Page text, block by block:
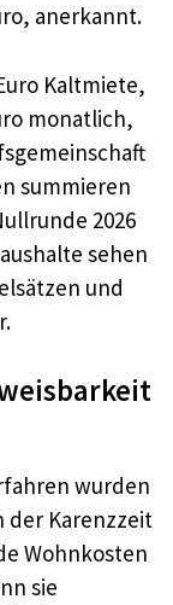
anerkannt.
Kaltmiete,
monatlich,
summieren
2026
sehen
und
wurden
der Karenzzeit
Wohnkosten
sie